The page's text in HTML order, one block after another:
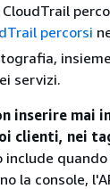
percorsi
servizi.
inserire mai
clienti, nei
include
la console,